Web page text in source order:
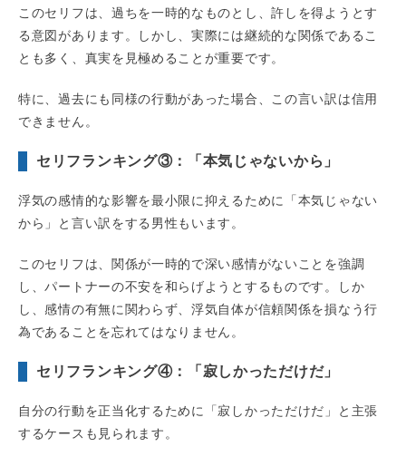
このセリフは、過ちを一時的なものとし、許しを得ようとす
る意図があります。しかし、実際には継続的な関係であるこ
とも多く、真実を見極めることが重要です。
特に、過去にも同様の行動があった場合、この言い訳は信用
できません。
セリフランキング③：「本気じゃないから」
浮気の感情的な影響を最小限に抑えるために「本気じゃない
から」と言い訳をする男性もいます。
このセリフは、関係が一時的で深い感情がないことを強調
し、パートナーの不安を和らげようとするものです。しか
し、感情の有無に関わらず、浮気自体が信頼関係を損なう行
為であることを忘れてはなりません。
セリフランキング④：「寂しかっただけだ」
自分の行動を正当化するために「寂しかっただけだ」と主張
するケースも見られます。